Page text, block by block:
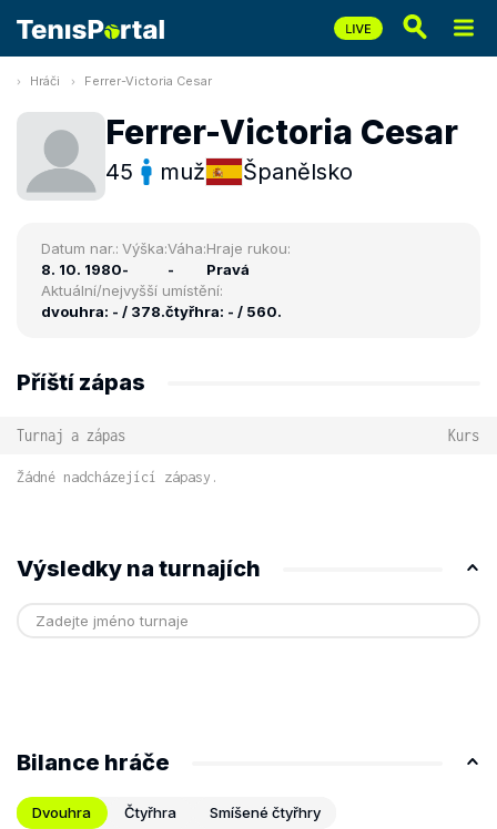
Hráči Ferrer-Victoria Cesar
Ferrer-Victoria Cesar
45 muž Španělsko
Datum nar.:
8. 10. 1980
Výška:
-
Váha:
-
Hraje rukou:
Pravá
Aktuální/nejvyšší umístění:
dvouhra: - / 378.čtyřhra: - / 560.
Příští zápas
Turnaj a zápas Kurs
Žádné nadcházející zápasy.
Výsledky na turnajích
Bilance hráče
Dvouhra Čtyřhra Smíšené čtyřhry